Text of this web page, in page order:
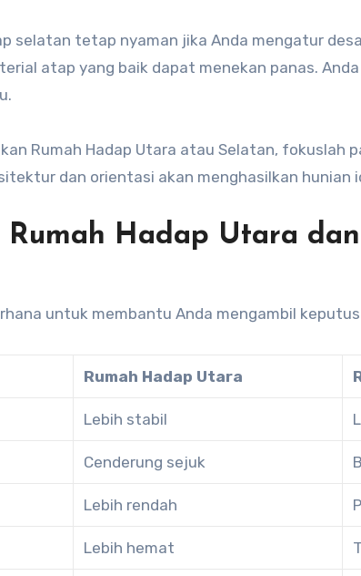
selatan tetap nyaman jika Anda mengatur
atap yang baik dapat menekan panas.
Rumah Hadap Utara atau Selatan, fokuslah
dan orientasi akan menghasilkan hunian
Rumah Hadap Utara
untuk membantu Anda mengambil
Rumah Hadap Utara
Lebih stabil
Cenderung sejuk
Lebih rendah
Lebih hemat